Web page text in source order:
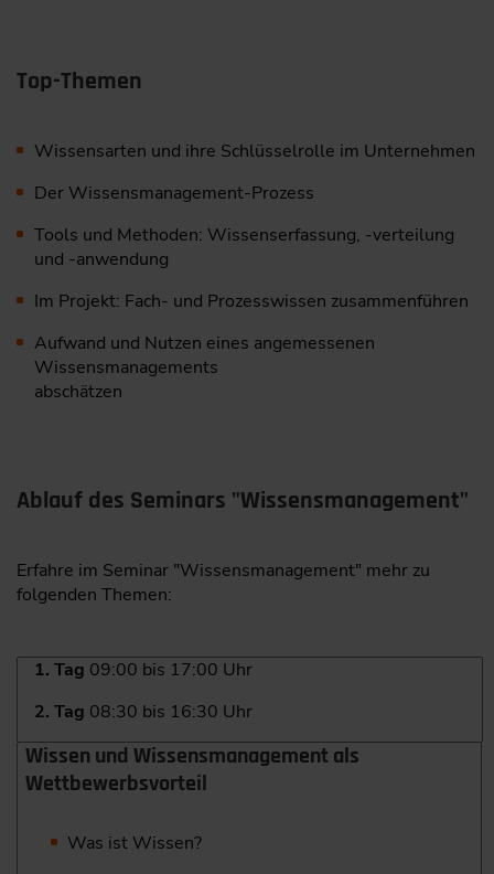
Top-Themen
Wissensarten und ihre Schlüsselrolle im Unternehmen
Der Wissensmanagement-Prozess
Tools und Methoden: Wissenserfassung, -verteilung
und -anwendung
Im Projekt: Fach- und Prozesswissen zusammenführen
Aufwand und Nutzen eines angemessenen
Wissensmanagements
abschätzen
Ablauf des Seminars "Wissensmanagement"
Erfahre im Seminar "Wissensmanagement" mehr zu
folgenden Themen:
1. Tag 09:00 bis 17:00 Uhr
2. Tag 08:30 bis 16:30 Uhr
Wissen und Wissensmanagement als
Wettbewerbsvorteil
Was ist Wissen?